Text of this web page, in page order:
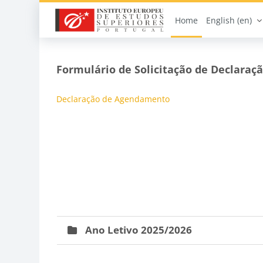
Skip to main content
Home
English ‎(en)‎
Blocks
Formulário de Solicitação de
Declaração de Agendamento
Ano Letivo 2025/2026